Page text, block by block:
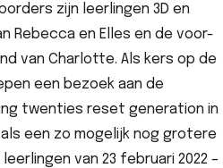
zijn leerlingen 3D en
Rebecca en Elles en de voor-
van Charlotte. Als kers op de
een bezoek aan de
twenties reset generation in
als een zo mogelijk nog grotere
van 23 februari 2022 –